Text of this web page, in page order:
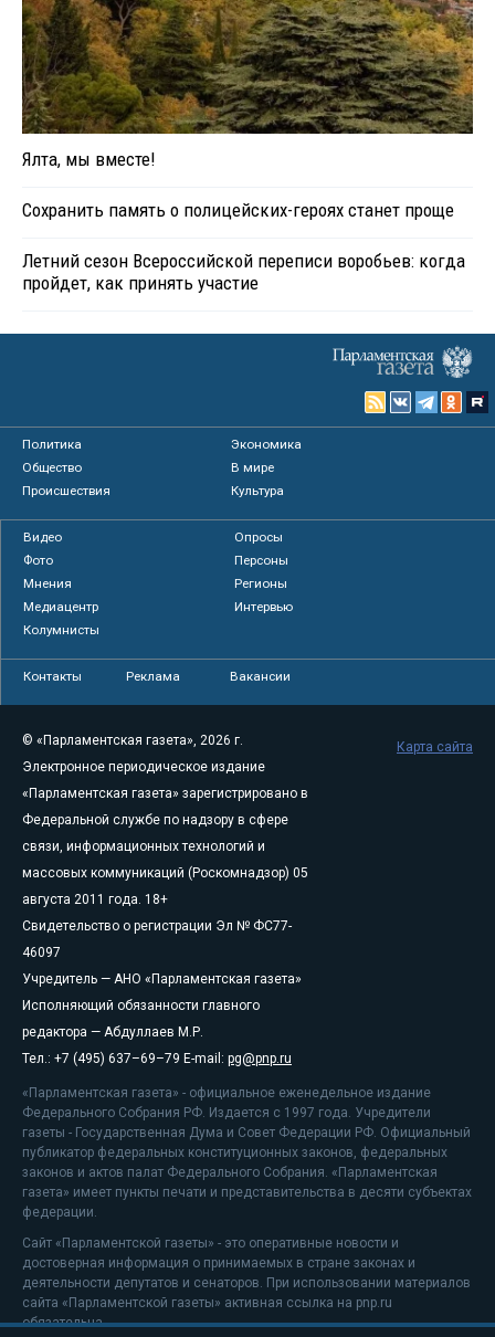
Ялта, мы вместе!
Сохранить память о полицейских-героях станет проще
Летний сезон Всероссийской переписи воробьев: когда
пройдет, как принять участие
Политика
Экономика
Общество
В мире
Происшествия
Культура
Видео
Опросы
Фото
Персоны
Мнения
Регионы
Медиацентр
Интервью
Колумнисты
Контакты Реклама Вакансии
© «Парламентская газета», 2026 г.
Электронное периодическое издание
«Парламентская газета» зарегистрировано в
Федеральной службе по надзору в сфере
связи, информационных технологий и
массовых коммуникаций (Роскомнадзор) 05
августа 2011 года. 18+
Свидетельство о регистрации Эл № ФС77-
46097
Учредитель — АНО «Парламентская газета»
Исполняющий обязанности главного
редактора — Абдуллаев М.Р.
Тел.: +7 (495) 637–69–79 E-mail: pg@pnp.ru
«Парламентская газета» - официальное еженедельное издание
Федерального Собрания РФ. Издается с 1997 года. Учредители
газеты - Государственная Дума и Совет Федерации РФ. Официальный
публикатор федеральных конституционных законов, федеральных
законов и актов палат Федерального Собрания. «Парламентская
газета» имеет пункты печати и представительства в десяти субъектах
федерации.
Сайт «Парламентской газеты» - это оперативные новости и
достоверная информация о принимаемых в стране законах и
деятельности депутатов и сенаторов. При использовании материалов
сайта «Парламентской газеты» активная ссылка на pnp.ru
обязательна.
Карта сайта